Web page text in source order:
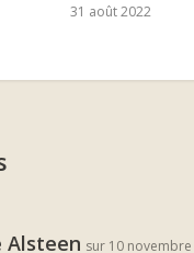
31 août 2022
Alsteen sur 10